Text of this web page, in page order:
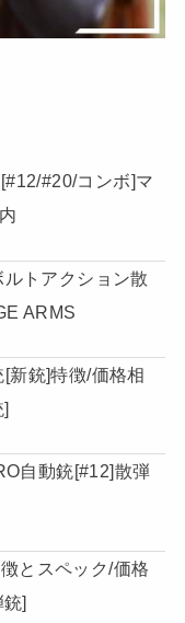
#20/コンボ]マ
トアクション散
ARMS
新銃]特徴/価格相
]
自動銃[#12]散弾
とスペック/価格
]